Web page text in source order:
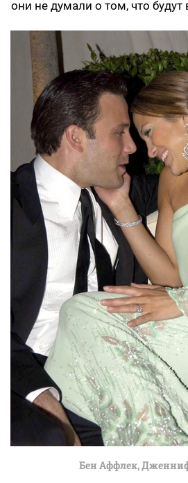
они не думали о том, что будут
Бен Аффлек,